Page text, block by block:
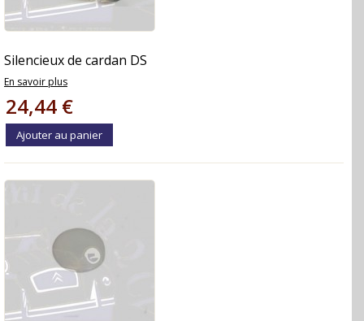
Silencieux de cardan DS
En savoir plus
24,44 €
Ajouter au panier